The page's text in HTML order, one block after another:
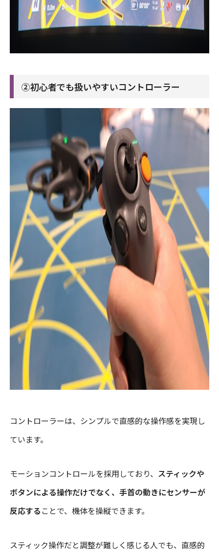
②初心者でも扱いやすいコントローラー
コントローラーは、シンプルで直感的な操作感を実現し
ています。
モーションコントロールを採用しており、 スティックや
ボタンによる操作だけでなく、手首の動きにセンサーが
反応する ことで、機体を操縦できます。
スティック操作だと調整が難しく感じる人でも、直感的